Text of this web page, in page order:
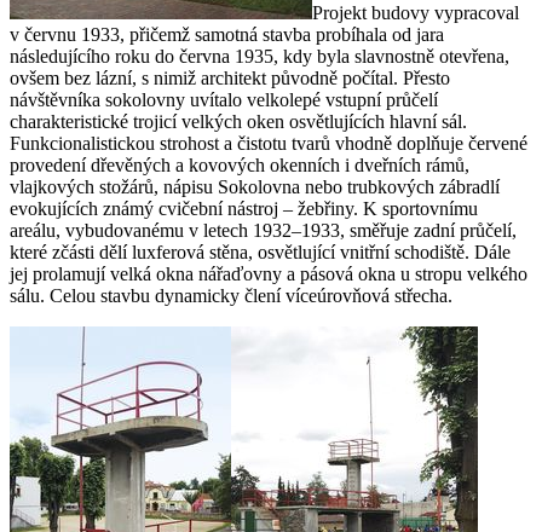
Projekt budovy vypracoval
v červnu 1933, přičemž samotná stavba probíhala od jara
následujícího roku do června 1935, kdy byla slavnostně otevřena,
ovšem bez lázní, s nimiž architekt původně počítal. Přesto
návštěvníka sokolovny uvítalo velkolepé vstupní průčelí
charakteristické trojicí velkých oken osvětlujících hlavní sál.
Funkcionalistickou strohost a čistotu tvarů vhodně doplňuje červené
provedení dřevěných a kovových okenních i dveřních rámů,
vlajkových stožárů, nápisu Sokolovna nebo trubkových zábradlí
evokujících známý cvičební nástroj – žebřiny. K sportovnímu
areálu, vybudovanému v letech 1932–1933, směřuje zadní průčelí,
které zčásti dělí luxferová stěna, osvětlující vnitřní schodiště. Dále
jej prolamují velká okna nářaďovny a pásová okna u stropu velkého
sálu. Celou stavbu dynamicky člení víceúrovňová střecha.